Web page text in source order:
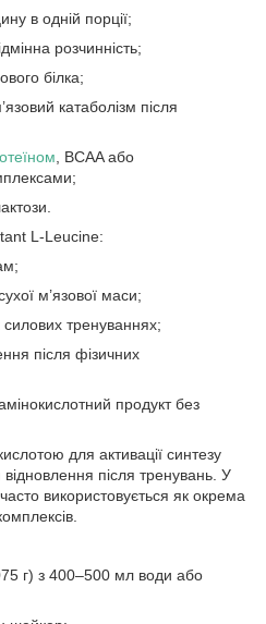
в одній порції;
розчинність;
білка;
катаболізм після
, BCAA або
L-Leucine:
м’язової маси;
тренуваннях;
після фізичних
продукт без
для активації синтезу
відновлення після тренувань. У
використовується як окрема
г) з 400–500 мл води або